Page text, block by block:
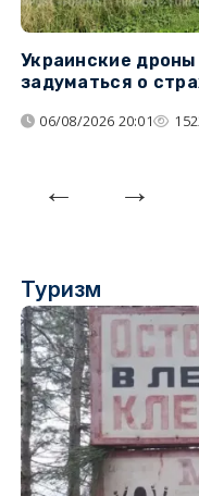
Украинские
задуматься о
06/08/2026 20:01
Туризм